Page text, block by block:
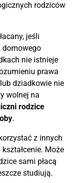
rodziców
jeśli
domowego
nie istnieje
prawa
dziadkowie nie
wolnej na
rodzice
.
z innych
Może
sami płacą
studiują.